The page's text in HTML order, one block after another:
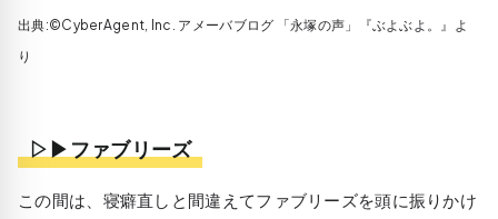
出典:©CyberAgent, Inc. アメーバブログ 「永塚の声」『ぶよぶよ。』よ
り
▷▶ファブリーズ
この間は、寝癖直しと間違えてファブリーズを頭に振りかけ